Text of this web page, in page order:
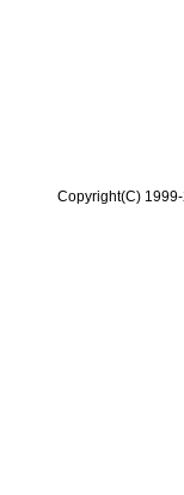
Copyright(C)